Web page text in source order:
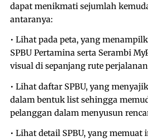
dapat menikmati sejumlah
antaranya:
• Lihat pada peta, yang
SPBU Pertamina serta Serambi
visual di sepanjang rute
• Lihat daftar SPBU, yang
dalam bentuk list sehingga
pelanggan dalam menyusun
• Lihat detail SPBU, yang